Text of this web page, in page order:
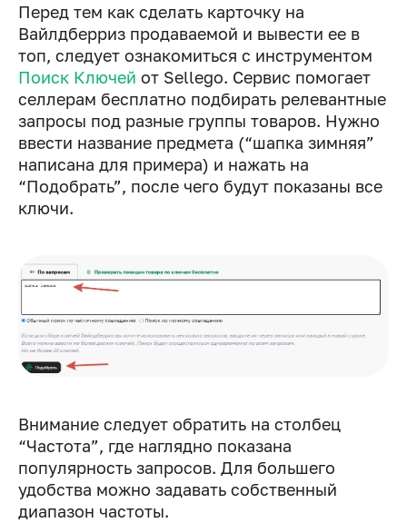
Перед тем как сделать карточку на
Вайлдберриз продаваемой и вывести ее в
топ, следует ознакомиться с инструментом
Поиск Ключей от Sellego. Сервис помогает
селлерам бесплатно подбирать релевантные
запросы под разные группы товаров. Нужно
ввести название предмета (“шапка зимняя”
написана для примера) и нажать на
“Подобрать”, после чего будут показаны все
ключи.
Внимание следует обратить на столбец
“Частота”, где наглядно показана
популярность запросов. Для большего
удобства можно задавать собственный
диапазон частоты.